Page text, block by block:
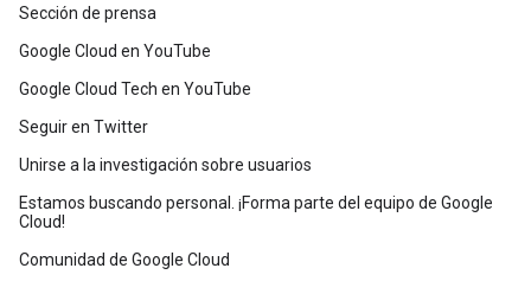
Sección de prensa
Google Cloud en YouTube
Google Cloud Tech en YouTube
Seguir en Twitter
Unirse a la investigación sobre usuarios
Estamos buscando personal. ¡Forma parte del equipo de Google
Cloud!
Comunidad de Google Cloud